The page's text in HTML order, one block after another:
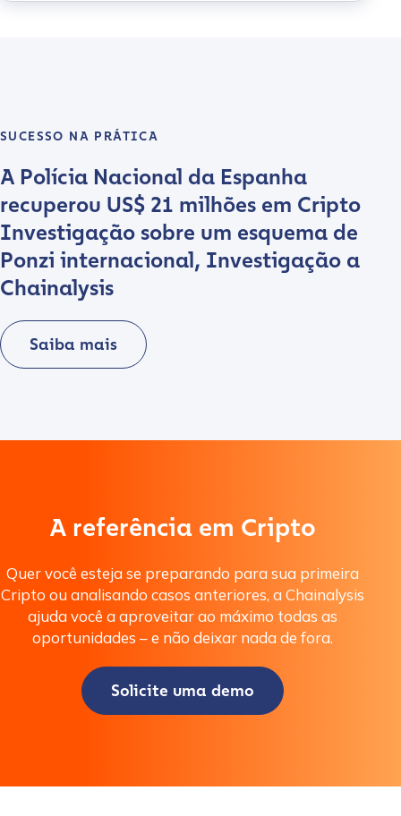
SUCESSO NA PRÁTICA
A Polícia Nacional da Espanha
recuperou US$ 21 milhões em Cripto
Investigação sobre um esquema de
Ponzi internacional, Investigação a
Chainalysis
Saiba mais
A referência em Cripto
Quer você esteja se preparando para sua primeira
Cripto ou analisando casos anteriores, a Chainalysis
ajuda você a aproveitar ao máximo todas as
oportunidades – e não deixar nada de fora.
Solicite uma demo
Contact us
*
First Name
*